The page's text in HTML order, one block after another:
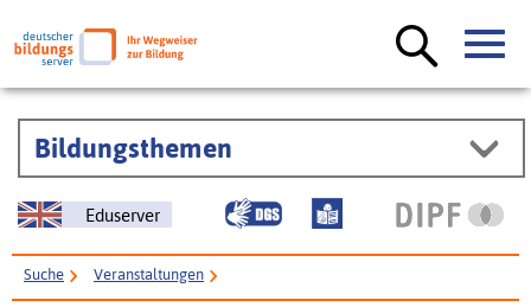
Bildungsthemen
Eduserver
Suche Veranstaltungen